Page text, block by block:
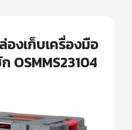
องเก็บเครื่องมือ
OSMMS23104